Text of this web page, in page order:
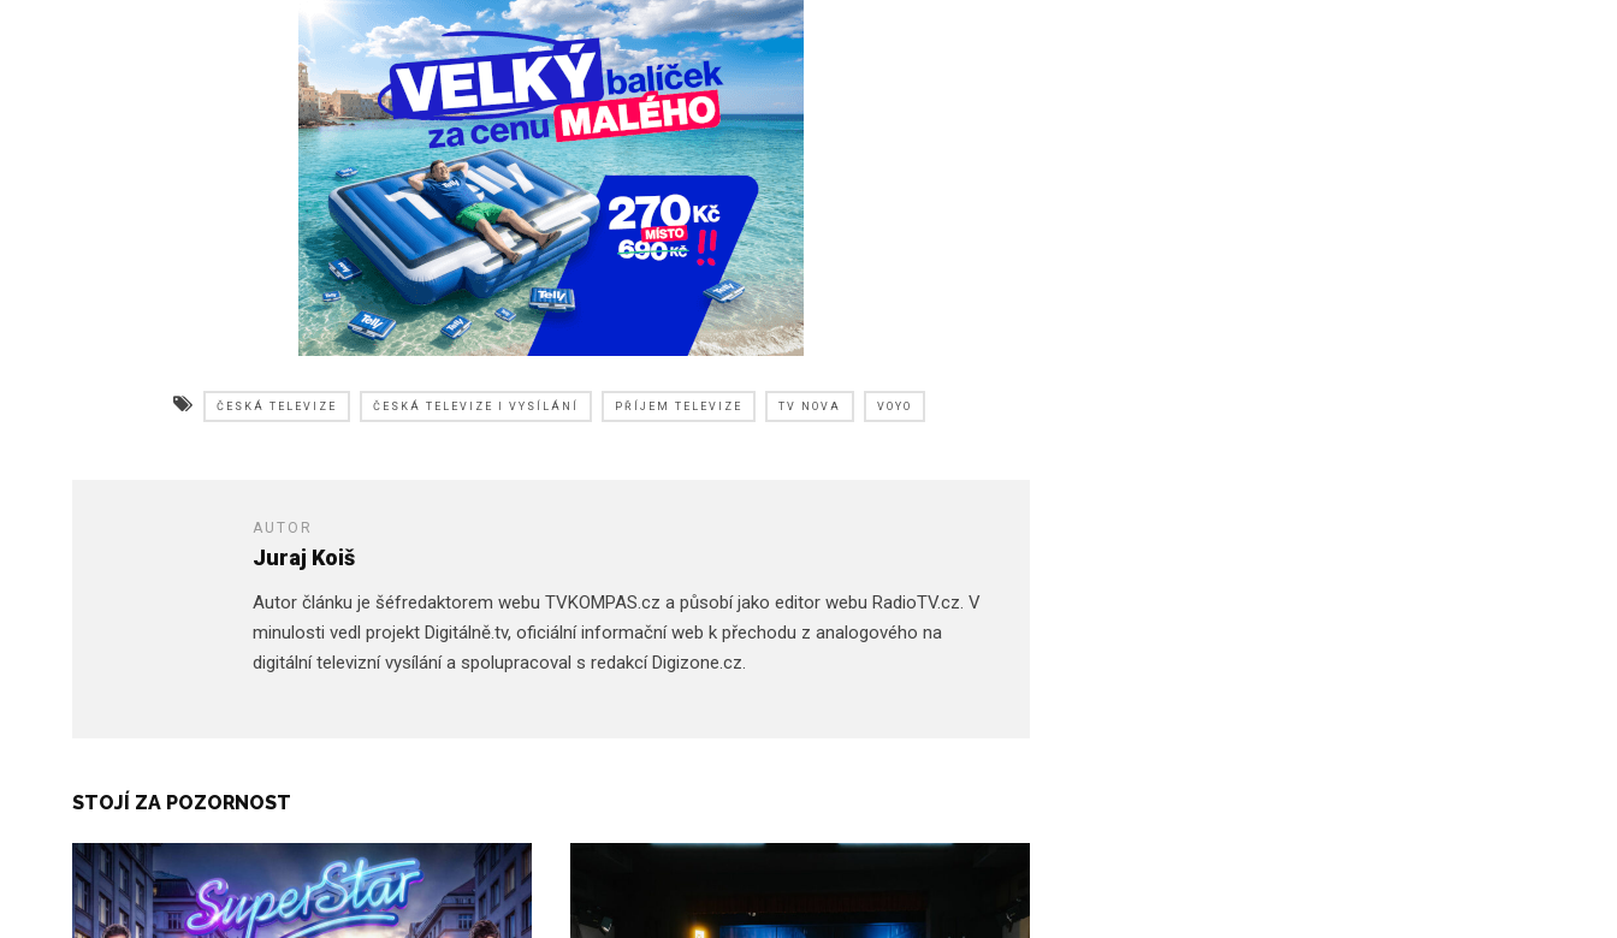
ČESKÁ TELEVIZE ČESKÁ TELEVIZE I VYSÍLÁNÍ PŘÍJEM TELEVIZE TV NOVA VOYO
AUTOR
Juraj Koiš
Autor článku je šéfredaktorem webu TVKOMPAS.cz a působí jako editor webu RadioTV.cz. V
minulosti vedl projekt Digitálně.tv, oficiální informační web k přechodu z analogového na
digitální televizní vysílání a spolupracoval s redakcí Digizone.cz.
STOJÍ ZA POZORNOST